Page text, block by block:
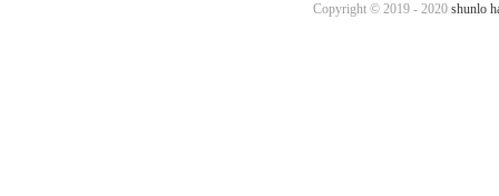
Copyright © 2019 - 2020 shunlo